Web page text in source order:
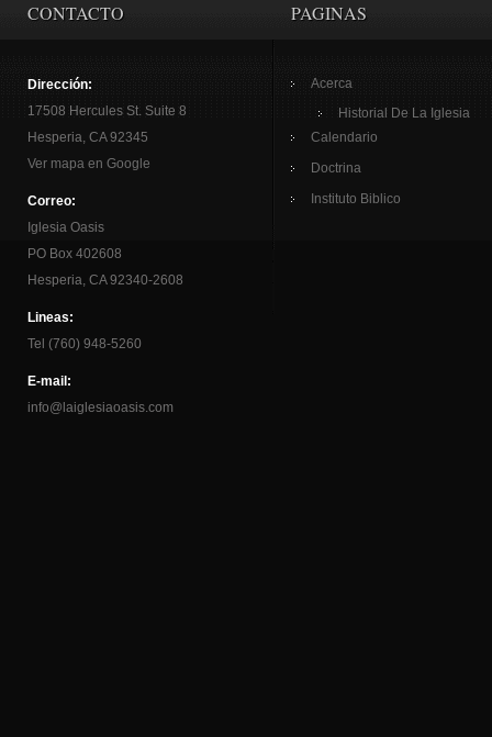
CONTACTO
Dirección:
17508 Hercules St. Suite 8
Hesperia, CA 92345
Ver mapa en Google
Correo:
Iglesia Oasis
PO Box 402608
Hesperia, CA 92340-2608
Lineas:
Tel (760) 948-5260
E-mail:
info@laiglesiaoasis.com
PAGINAS
Acerca
Historial De La Iglesia
Calendario
Doctrina
Instituto Biblico